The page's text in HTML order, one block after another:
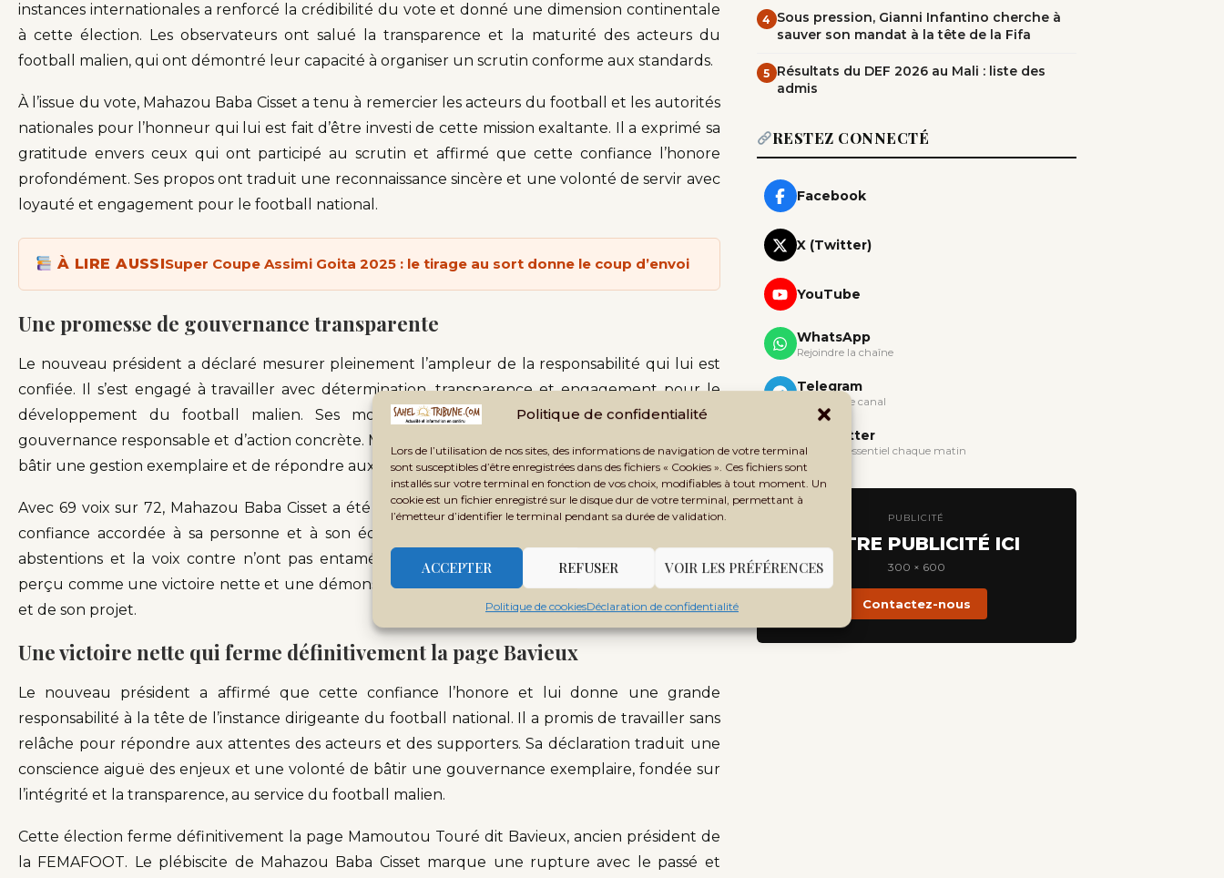
Politique de confidentialité
Lors de l’utilisation de nos sites, des informations de navigation de votre terminal
sont susceptibles d’être enregistrées dans des fichiers « Cookies ». Ces fichiers sont
installés sur votre terminal en fonction de vos choix, modifiables à tout moment. Un
cookie est un fichier enregistré sur le disque dur de votre terminal, permettant à
l’émetteur d’identifier le terminal pendant sa durée de validation.
ACCEPTER REFUSER VOIR LES PRÉFÉRENCES
Politique de cookiesDéclaration de confidentialité
instances internationales a renforcé la crédibilité du vote et donné une dimension continentale
à cette élection. Les observateurs ont salué la transparence et la maturité des acteurs du
football malien, qui ont démontré leur capacité à organiser un scrutin conforme aux standards.
À l’issue du vote, Mahazou Baba Cisset a tenu à remercier les acteurs du football et les autorités
nationales pour l’honneur qui lui est fait d’être investi de cette mission exaltante. Il a exprimé sa
gratitude envers ceux qui ont participé au scrutin et affirmé que cette confiance l’honore
profondément. Ses propos ont traduit une reconnaissance sincère et une volonté de servir avec
loyauté et engagement pour le football national.
À LIRE AUSSISuper Coupe Assimi Goita 2025 : le tirage au sort donne le coup d’envoi
Une promesse de gouvernance transparente
Le nouveau président a déclaré mesurer pleinement l’ampleur de la responsabilité qui lui est
confiée. Il s’est engagé à travailler avec détermination, transparence et engagement pour le
développement du football malien. Ses mots ont résonné comme une promesse de
gouvernance responsable et d’action concrète. Mahazou Baba Cisset a insisté sur la nécessité de
bâtir une gestion exemplaire et de répondre aux attentes des délégués et des supporters.
Avec 69 voix sur 72, Mahazou Baba Cisset a été plébiscité par les délégués. Ce score traduit la
confiance accordée à sa personne et à son équipe pour conduire la FEMAFOOT. Les deux
abstentions et la voix contre n’ont pas entamé la force du mandat accordé. Le résultat est
perçu comme une victoire nette et une démonstration de consensus autour de son leadership
et de son projet.
Une victoire nette qui ferme définitivement la page Bavieux
Le nouveau président a affirmé que cette confiance l’honore et lui donne une grande
responsabilité à la tête de l’instance dirigeante du football national. Il a promis de travailler sans
relâche pour répondre aux attentes des acteurs et des supporters. Sa déclaration traduit une
conscience aiguë des enjeux et une volonté de bâtir une gouvernance exemplaire, fondée sur
l’intégrité et la transparence, au service du football malien.
Cette élection ferme définitivement la page Mamoutou Touré dit Bavieux, ancien président de
la FEMAFOOT. Le plébiscite de Mahazou Baba Cisset marque une rupture avec le passé et
4 Sous pression, Gianni Infantino cherche à
sauver son mandat à la tête de la Fifa
5 Résultats du DEF 2026 au Mali : liste des
admis
RESTEZ CONNECTÉ
Facebook
X (Twitter)
YouTube
WhatsApp
Rejoindre la chaîne
Telegram
Rejoindre le canal
Newsletter
Recevoir l'essentiel chaque matin
PUBLICITÉ
VOTRE PUBLICITÉ ICI
300 × 600
Contactez-nous